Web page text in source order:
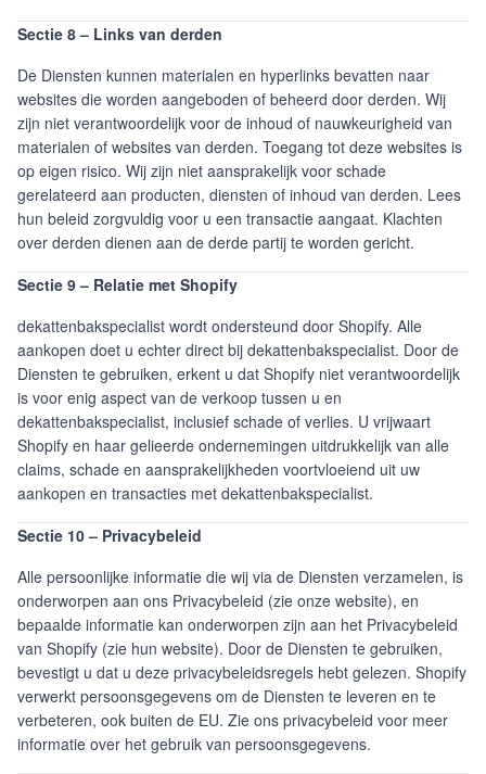
Sectie 8 – Links van derden
De Diensten kunnen materialen en hyperlinks bevatten naar
websites die worden aangeboden of beheerd door derden. Wij
zijn niet verantwoordelijk voor de inhoud of nauwkeurigheid van
materialen of websites van derden. Toegang tot deze websites is
op eigen risico. Wij zijn niet aansprakelijk voor schade
gerelateerd aan producten, diensten of inhoud van derden. Lees
hun beleid zorgvuldig voor u een transactie aangaat. Klachten
over derden dienen aan de derde partij te worden gericht.
Sectie 9 – Relatie met Shopify
dekattenbakspecialist wordt ondersteund door Shopify. Alle
aankopen doet u echter direct bij dekattenbakspecialist. Door de
Diensten te gebruiken, erkent u dat Shopify niet verantwoordelijk
is voor enig aspect van de verkoop tussen u en
dekattenbakspecialist, inclusief schade of verlies. U vrijwaart
Shopify en haar gelieerde ondernemingen uitdrukkelijk van alle
claims, schade en aansprakelijkheden voortvloeiend uit uw
aankopen en transacties met dekattenbakspecialist.
Sectie 10 – Privacybeleid
Alle persoonlijke informatie die wij via de Diensten verzamelen, is
onderworpen aan ons Privacybeleid (zie onze website), en
bepaalde informatie kan onderworpen zijn aan het Privacybeleid
van Shopify (zie hun website). Door de Diensten te gebruiken,
bevestigt u dat u deze privacybeleidsregels hebt gelezen. Shopify
verwerkt persoonsgegevens om de Diensten te leveren en te
verbeteren, ook buiten de EU. Zie ons privacybeleid voor meer
informatie over het gebruik van persoonsgegevens.